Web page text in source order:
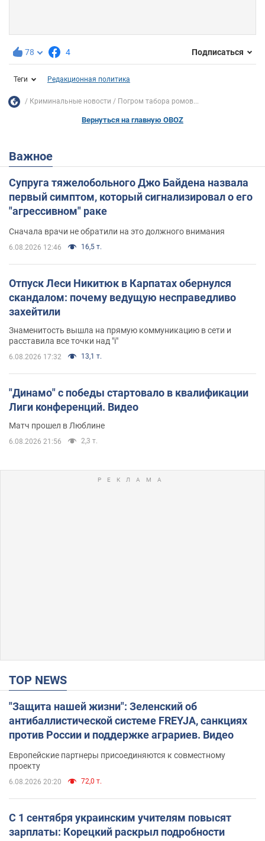
78 4 Подписаться
Теги Редакционная политика
Криминальные новости Погром табора ромов...
Вернуться на главную OBOZ
Важное
Супруга тяжелобольного Джо Байдена назвала
первый симптом, который сигнализировал о его
"агрессивном" раке
Сначала врачи не обратили на это должного внимания
6.08.2026 12:46 16,5 т.
Отпуск Леси Никитюк в Карпатах обернулся
скандалом: почему ведущую несправедливо
захейтили
Знаменитость вышла на прямую коммуникацию в сети и
расставила все точки над "i"
6.08.2026 17:32 13,1 т.
"Динамо" с победы стартовало в квалификации
Лиги конференций. Видео
Матч прошел в Люблине
6.08.2026 21:56 2,3 т.
TOP NEWS
"Защита нашей жизни": Зеленский об
антибаллистической системе FREYJA, санкциях
против России и поддержке аграриев. Видео
Европейские партнеры присоединяются к совместному
проекту
6.08.2026 20:20 72,0 т.
С 1 сентября украинским учителям повысят
зарплаты: Корецкий раскрыл подробности